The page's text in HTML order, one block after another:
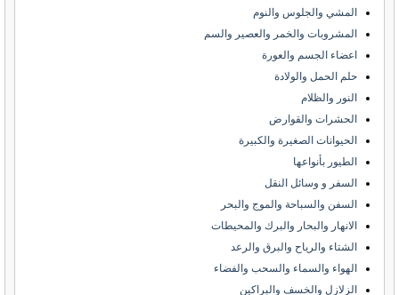
المشي والجلوس والنوم
المشروبات والخمر والعصير والسم
اعضاء الجسم والعورة
حلم الحمل والولادة
النور والظلام
الحشرات والقوارض
الحيوانات الصغيرة والكبيرة
الطيور بأنواعها
السفر و وسائل النقل
السفن والسباحة والموج والبحر
الانهار والبحار والبرك والمحيطات
الشتاء والرياح والبرق والرعد
الهواء والسماء والسحب والفضاء
الزلازل والخسف والبراكين